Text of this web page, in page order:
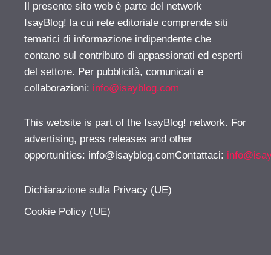
Il presente sito web è parte del network
IsayBlog! la cui rete editoriale comprende siti
tematici di informazione indipendente che
contano sul contributo di appassionati ed esperti
del settore. Per pubblicità, comunicati e
collaborazioni: info@isayblog.com
This website is part of the IsayBlog! network. For
advertising, press releases and other
opportunities: info@isayblog.comContattaci:
Dichiarazione sulla Privacy (UE)
Cookie Policy (UE)